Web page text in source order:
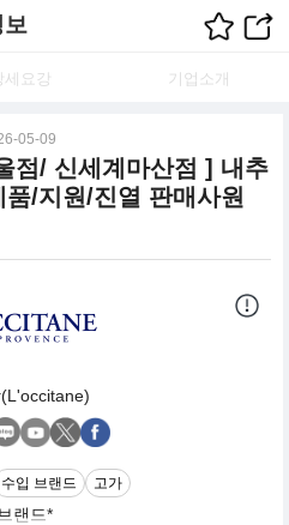
보
세요강 기업소개
05-09
점/ 신세계마산점 ] 내추
/지원/진열 판매사원
수입 브랜드 고가
랜드*